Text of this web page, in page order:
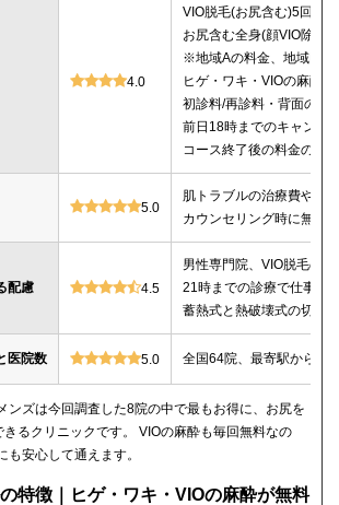
4.0
VIO脱毛(お尻含む)5回：
お尻含む全身(顔VIO除く
※地域Aの料金、地域Bは
ヒゲ・ワキ・VIOの麻酔
初診料/再診料・背面のシ
前日18時までのキャンセ
コース終了後の料金の記
5.0
肌トラブルの治療費や薬
カウンセリング時に無料
配慮 4.5
男性専門院、VIO脱毛の
21時までの診療で仕事帰
蓄熱式と熱破壊式の切替
医院数 5.0 全国64院、最寄駅から徒
ンズは今回調査した8院の中で最もお得に、お尻を
るクリニックです。 VIOの麻酔も毎回無料なの
安心して通えます。
特徴｜ヒゲ・ワキ・VIOの麻酔が無料